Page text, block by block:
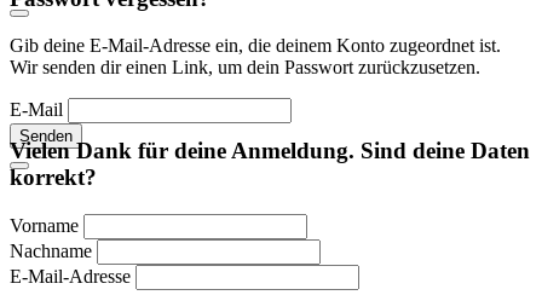
Gib deine E-Mail-Adresse ein, die deinem Konto zugeordnet ist.
Wir senden dir einen Link, um dein Passwort zurückzusetzen.
E-Mail
Senden
Vielen Dank für deine Anmeldung. Sind deine Daten
korrekt?
Vorname
Nachname
E-Mail-Adresse